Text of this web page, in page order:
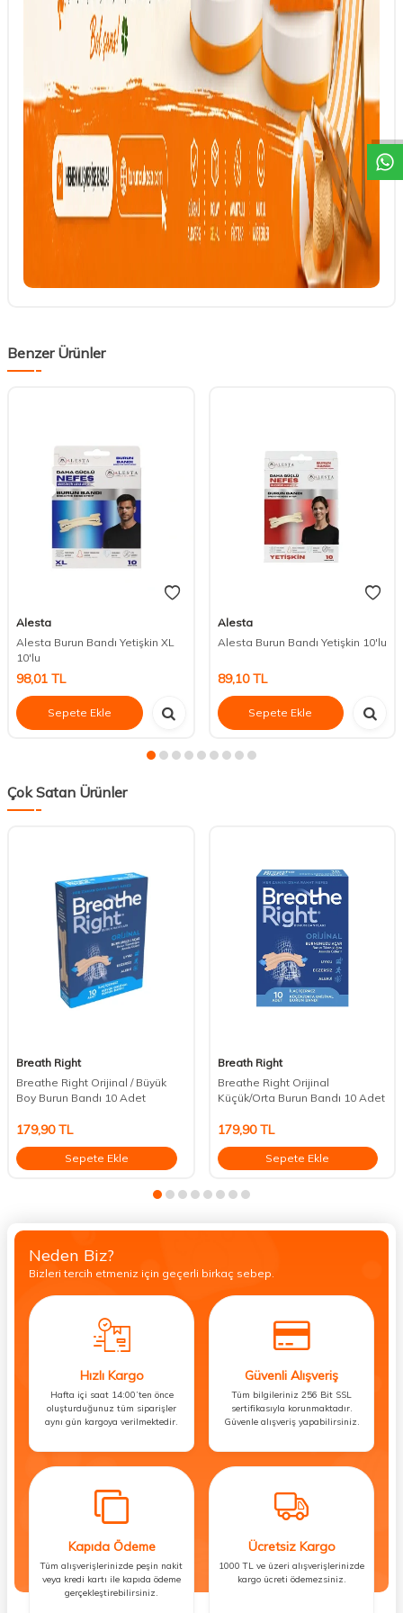
DESTEK
Benzer Ürünler
Alesta
Alesta Burun Bandı Yetişkin XL
10'lu
98,01 TL
Sepete Ekle
Alesta
Alesta Burun Bandı Yetişkin 10'lu
89,10TL
Sepete Ekle
Çok Satan Ürünler
Breath Right
Breathe Right Orijinal / Büyük
Boy Burun Bandı 10 Adet
179,90TL
Sepete Ekle
Breath Right
Breathe Right Orijinal
Küçük/Orta Burun Bandı 10 Adet
179,90TL
Sepete Ekle
Neden Biz?
Bizleri tercih etmeniz için geçerli birkaç sebep.
Hızlı Kargo
Hafta içi saat 14:00’ten önce
oluşturduğunuz tüm siparişler
aynı gün kargoya verilmektedir.
Güvenli Alışveriş
Tüm bilgileriniz 256 Bit SSL
sertifikasıyla korunmaktadır.
Güvenle alışveriş yapabilirsiniz.
Kapıda Ödeme
Tüm alışverişlerinizde peşin nakit
veya kredi kartı ile kapıda ödeme
gerçekleştirebilirsiniz.
Ücretsiz Kargo
1000 TL ve üzeri alışverişlerinizde
kargo ücreti ödemezsiniz.